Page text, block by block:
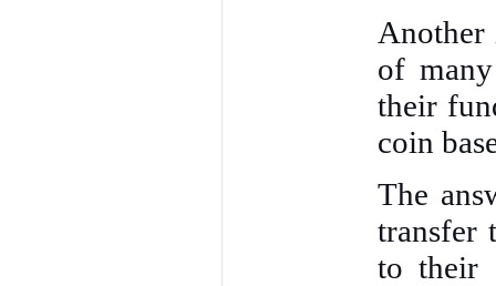
Another
of
their
coin
The
transfer
to their